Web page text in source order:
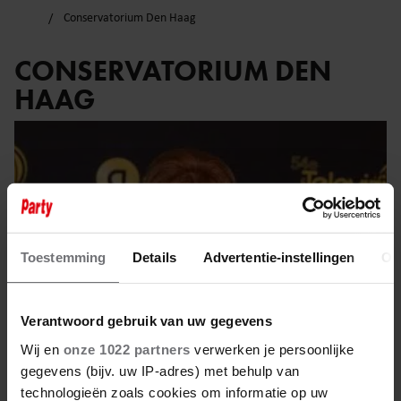
Toestemming Details Advertentie-instellingen
Verantwoord gebruik van uw gegevens
Wij en onze 1022 partners verwerken je persoonlijke
gegevens (bijv. uw IP-adres) met behulp van
technologieën zoals cookies om informatie op uw
Conservatorium Den Haag
CONSERVATORIUM DEN
HAAG